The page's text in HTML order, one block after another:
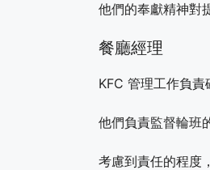
他們的奉獻精神對
餐廳經理
KFC 管理工作負
他們負責監督輪班
考慮到責任的程度